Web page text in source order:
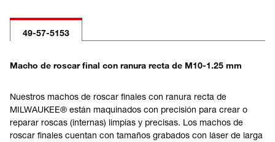
49-57-5153
Macho de roscar final con ranura recta de M10-1.25 mm
Nuestros machos de roscar finales con ranura recta de
MILWAUKEE® están maquinados con precisión para crear o
reparar roscas (internas) limpias y precisas. Los machos de
roscar finales cuentan con tamaños grabados con láser de larga